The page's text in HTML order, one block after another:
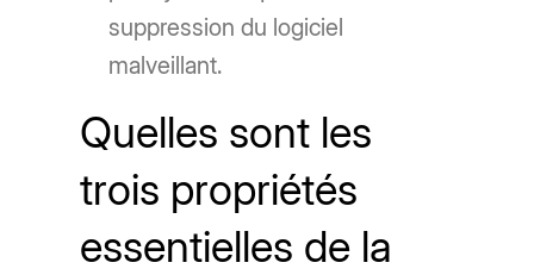
suppression du logiciel
malveillant.
Quelles sont les
trois propriétés
essentielles de la